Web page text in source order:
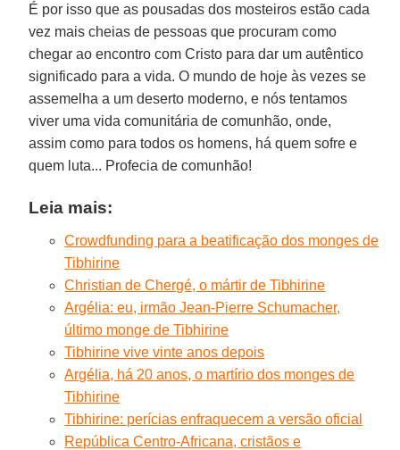
É por isso que as pousadas dos mosteiros estão cada
vez mais cheias de pessoas que procuram como
chegar ao encontro com Cristo para dar um autêntico
significado para a vida. O mundo de hoje às vezes se
assemelha a um deserto moderno, e nós tentamos
viver uma vida comunitária de comunhão, onde,
assim como para todos os homens, há quem sofre e
quem luta... Profecia de comunhão!
Leia mais:
Crowdfunding para a beatificação dos monges de
Tibhirine
Christian de Chergé, o mártir de Tibhirine
Argélia: eu, irmão Jean-Pierre Schumacher,
último monge de Tibhirine
Tibhirine vive vinte anos depois
Argélia, há 20 anos, o martírio dos monges de
Tibhirine
Tibhirine: perícias enfraquecem a versão oficial
República Centro-Africana, cristãos e